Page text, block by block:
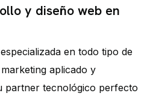
y diseño web en
en todo tipo de
aplicado y
partner tecnológico perfecto